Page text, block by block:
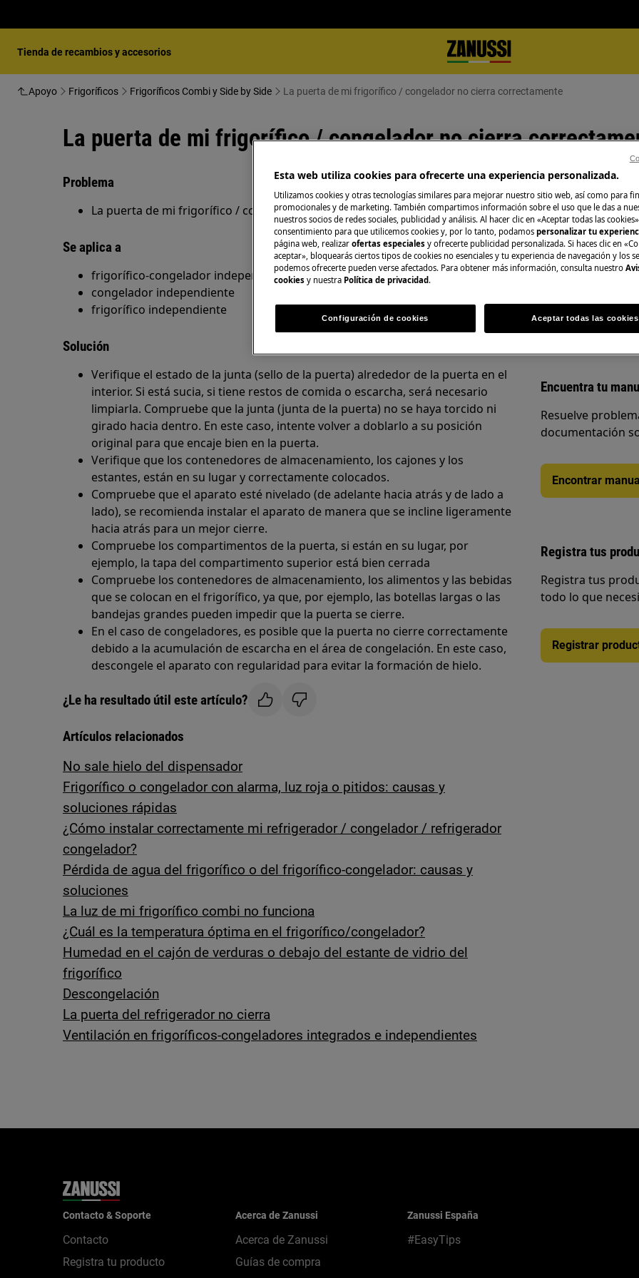
Tienda de recambios y accesorios
Apoyo Frigoríficos Frigoríficos Combi y Side by Side La puerta de mi frigorífico / congelador no cierra correctamente
La puerta de mi frigorífico / congelador no cierra
Problema
La puerta de mi frigorífico / congelador no cierra bien
Se aplica a
frigorífico-congelador independiente
congelador independiente
frigorífico independiente
Solución
Verifique el estado de la junta (sello de la puerta) alrededor de la puerta en el
interior. Si está sucia, si tiene restos de comida o escarcha, será necesario
limpiarla. Compruebe que la junta (junta de la puerta) no se haya torcido ni
girado hacia dentro. En este caso, intente volver a doblarlo a su posición
original para que encaje bien en la puerta.
Verifique que los contenedores de almacenamiento, los cajones y los
estantes, están en su lugar y correctamente colocados.
Compruebe que el aparato esté nivelado (de adelante hacia atrás y de lado a
lado), se recomienda instalar el aparato de manera que se incline ligeramente
hacia atrás para un mejor cierre.
Compruebe los compartimentos de la puerta, si están en su lugar, por
ejemplo, la tapa del compartimento superior está bien cerrada
Compruebe los contenedores de almacenamiento, los alimentos y las bebidas
que se colocan en el frigorífico, ya que, por ejemplo, las botellas largas o las
bandejas grandes pueden impedir que la puerta se cierre.
En el caso de congeladores, es posible que la puerta no cierre correctamente
debido a la acumulación de escarcha en el área de congelación. En este caso,
descongele el aparato con regularidad para evitar la formación de hielo.
¿Le ha resultado útil este artículo?
Artículos relacionados
No sale hielo del dispensador
Frigorífico o congelador con alarma, luz roja o pitidos: causas y
soluciones rápidas
¿Cómo instalar correctamente mi refrigerador / congelador / refrigerador
congelador?
Pérdida de agua del frigorífico o del frigorífico-congelador: causas y
soluciones
La luz de mi frigorífico combi no funciona
¿Cuál es la temperatura óptima en el frigorífico/congelador?
Humedad en el cajón de verduras o debajo del estante de vidrio del
frigorífico
Descongelación
La puerta del refrigerador no cierra
Ventilación en frigoríficos-congeladores integrados e independientes
Repuestos y
Encuentra
electrodoméstico
recíbelos
A la tienda en
Encuentra tu
Resuelve
documentación
Encontrar
Registra tus
Registra tus
todo lo que
Registrar
Contacto & Soporte
Contacto
Registra tu producto
Acerca de Zanussi
Acerca de Zanussi
Guías de compra
Zanussi España
#EasyTips
Esta web utiliza cookies para ofrecerte una experiencia personalizada.
Utilizamos cookies y otras tecnologías similares para mejorar nuestro sitio web, así como para
promocionales y de marketing. También compartimos información sobre el uso que le das a
nuestros socios de redes sociales, publicidad y análisis. Al hacer clic en «Aceptar todas las
consentimiento para que utilicemos cookies y, por lo tanto, podamos personalizar tu
página web, realizar ofertas especiales y ofrecerte publicidad personalizada. Si haces clic en
aceptar», bloquearás ciertos tipos de cookies no esenciales y tu experiencia de navegación y los
podemos ofrecerte pueden verse afectados. Para obtener más información, consulta nuestro
cookies y nuestra Política de privacidad.
Configuración de cookies Aceptar todas las cookies